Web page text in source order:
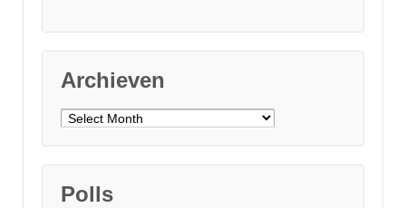
Archieven
Archieven
Polls